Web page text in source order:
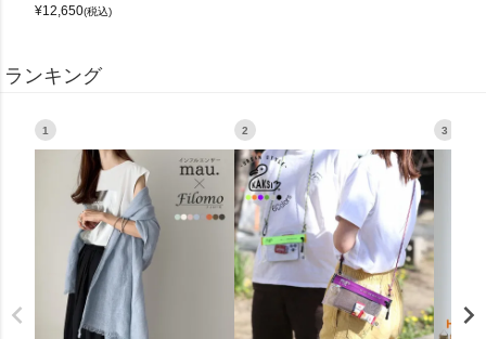
¥12,650(税込)
ランキング
1 2 3